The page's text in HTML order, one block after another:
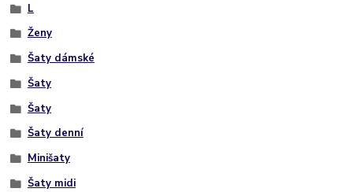
L
Ženy
Šaty dámské
Šaty
Šaty
Šaty denní
Minišaty
Šaty midi